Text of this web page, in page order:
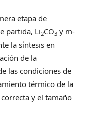
etapa de
partida, Li2CO3 y m-
la síntesis en
de la
las condiciones de
térmico de la
y el tamaño